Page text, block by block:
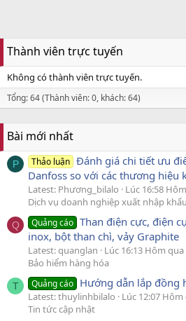
Thành viên trực tuyến
Không có thành viên trực tuyến.
Tổng: 64 (Thành viên: 0, khách: 64)
Bài mới nhất
P Thảo luận Đánh giá chi tiết ưu
Danfoss so với các thương hiệu
Latest: Phương_bilalo
Lúc 16:58
Dịch vụ doanh nghiệp xuất nhập
Q Quảng cáo Than điện cực, điện
inox, bột than chì, vảy Graphite
Latest: quanglan
Lúc 16:13 Hôm qua
Bảo hiểm hàng hóa
T Quảng cáo Hướng dẫn lắp đồng
Latest: thuylinhbilalo
Lúc 12:07
Tin tức cập nhật